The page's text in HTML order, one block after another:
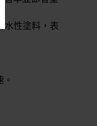
水性塗料，表